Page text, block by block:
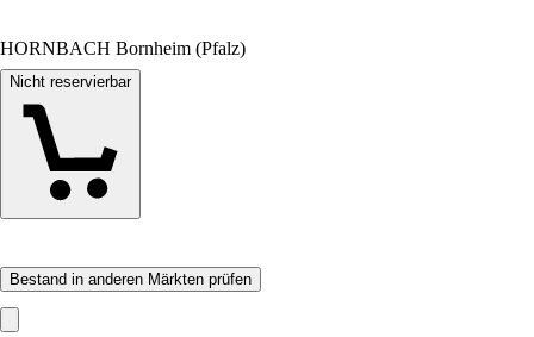
HORNBACH Bornheim (Pfalz)
Nicht reservierbar
Bestand in anderen Märkten prüfen